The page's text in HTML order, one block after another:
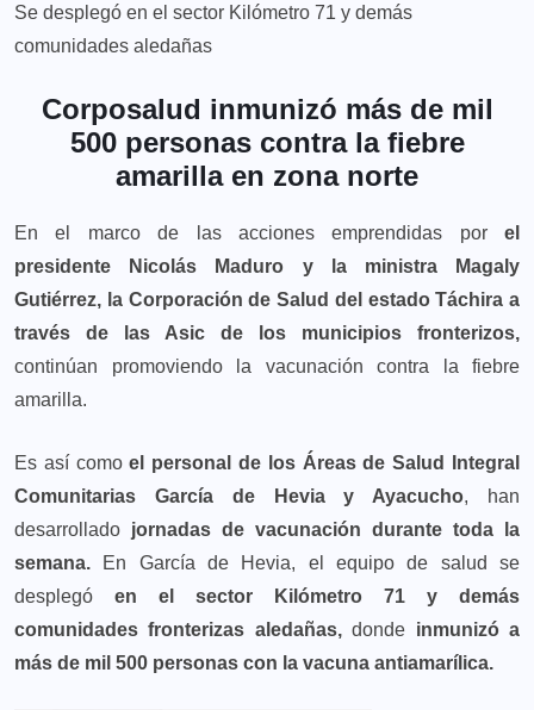
Se desplegó en el sector Kilómetro 71 y demás
comunidades aledañas
Corposalud inmunizó más de mil
500 personas contra la fiebre
amarilla en zona norte
En el marco de las acciones emprendidas porel
presidente Nicolás Maduro y la ministra Magaly
Gutiérrez, la Corporación de Salud del estado Táchira a
través de las Asic de los municipios fronterizos,
continúan promoviendo la vacunación contra la fiebre
amarilla.
Es así comoel personal de los Áreas de Salud Integral
Comunitarias García de Hevia y Ayacucho, han
desarrollado jornadas de vacunación durante toda la
semana. En García de Hevia, el equipo de salud se
desplegó en el sector Kilómetro 71 y demás
comunidades fronterizas aledañas,donde inmunizó a
más de mil 500 personas con la vacuna antiamarílica.